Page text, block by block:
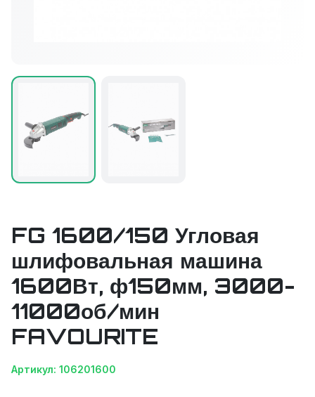
FG 1600/150 Угловая
шлифовальная машина
1600Вт, ф150мм, 3000-
11000об/мин
FAVOURITE
Артикул: 106201600